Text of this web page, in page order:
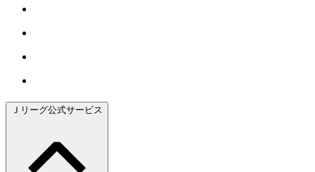
Ｊリーグ公式サービス